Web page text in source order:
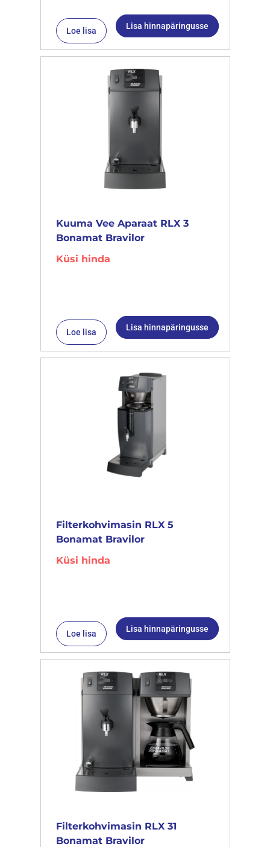
Loe lisa Lisa hinnapäringusse
Kuuma Vee Aparaat RLX 3
Bonamat Bravilor
Küsi hinda
Loe lisa Lisa hinnapäringusse
Filterkohvimasin RLX 5
Bonamat Bravilor
Küsi hinda
Loe lisa Lisa hinnapäringusse
Filterkohvimasin RLX 31
Bonamat Bravilor